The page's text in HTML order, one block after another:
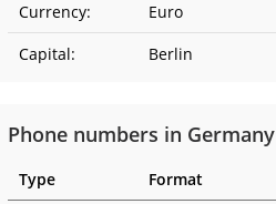
Currency:
Euro
Capital:
Berlin
Phone numbers in Germany
Type
Format